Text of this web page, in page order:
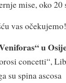
mise, oko 20
vas očekujemo!
u
concetti“,
su spina ascosa